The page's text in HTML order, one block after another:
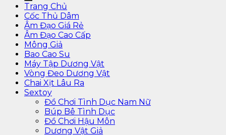
Trang Chủ
Cốc Thủ Dâm
Âm Đạo Giá Rẻ
Âm Đạo Cao Cấp
Mông Giả
Bao Cao Su
Máy Tập Dương Vật
Vòng Đeo Dương Vật
Chai Xịt Lâu Ra
Sextoy
Đồ Chơi Tình Dục Nam Nữ
Búp Bê Tình Dục
Đồ Chơi Hậu Môn
Dương Vật Giả